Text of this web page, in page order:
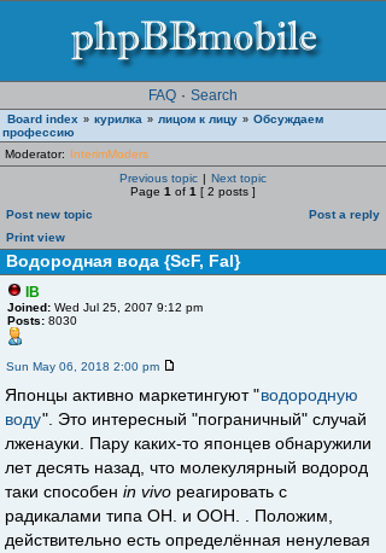
FAQ · Search
Board index » курилка » лицом к лицу » Обсуждаем
профессию
Moderator: InterimModers
Previous topic | Next topic
Page 1 of 1 [ 2 posts ]
Post new topic
Post a reply
Print view
Водородная вода {ScF, Fal}
IB
Joined: Wed Jul 25, 2007 9:12 pm
Posts: 8030
Sun May 06, 2018 2:00 pm
Японцы активно маркетингуют "водородную
воду". Это интересный "пограничный" случай
лженауки. Пару каких-то японцев обнаружили
лет десять назад, что молекулярный водород
таки способен in vivo реагировать c
радикалами типа OH. и OOH. . Положим,
действительно есть определённая ненулевая